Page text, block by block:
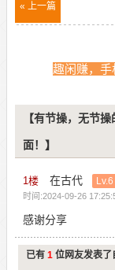
« 上一篇
趣闲赚，手
【有节操，无节
面！】
1楼 在古代 Lv.6
时间:2024-09-26
感谢分享
已有1 位网友发表了